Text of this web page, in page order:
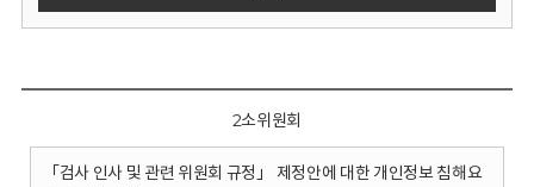
2소위원회
「검사 인사 및 관련 위원회 규정」 제정안에 대한 개인정보 침해요